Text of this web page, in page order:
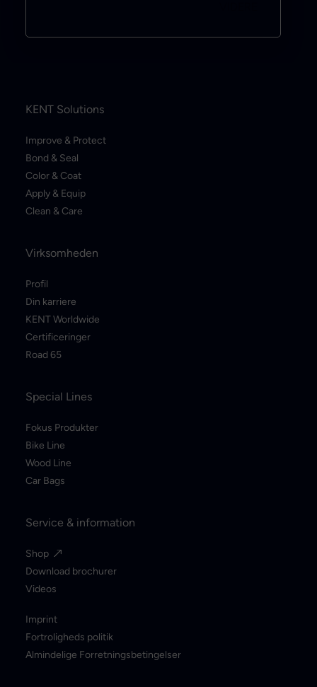
KENT Solutions
Improve & Protect
Bond & Seal
Color & Coat
Apply & Equip
Clean & Care
Virksomheden
Profil
Din karriere
KENT Worldwide
Certificeringer
Road 65
Special Lines
Fokus Produkter
Bike Line
Wood Line
Car Bags
Service & information
Shop
Download brochurer
Videos
Imprint
Fortroligheds politik
Almindelige Forretningsbetingelser